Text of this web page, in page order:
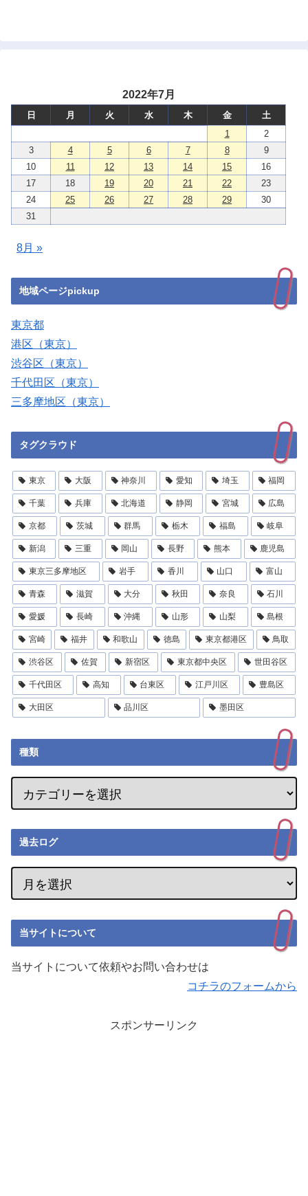
2022年7月
日 月 火 水 木 金
土
1
2
3
4 5 6 7 8
9
10
11 12 13 14 15
16
17
18 19 20 21 22
23
24
25 26 27 28 29
30
31
8月 »
地域ページpickup
東京都
港区（東京）
渋谷区（東京）
千代田区（東京）
三多摩地区（東京）
タグクラウド
東京 大阪 神奈川 愛知 埼玉 福岡
千葉 兵庫 北海道 静岡 宮城 広島
京都 茨城 群馬 栃木 福島 岐阜
新潟 三重 岡山 長野 熊本 鹿児島
東京三多摩地区 岩手 香川 山口 富山
青森 滋賀 大分 秋田 奈良 石川
愛媛 長崎 沖縄 山形 山梨 島根
宮崎 福井 和歌山 徳島 東京都港区 鳥取
渋谷区 佐賀 新宿区 東京都中央区 世田谷区
千代田区 高知 台東区 江戸川区 豊島区
大田区 品川区 墨田区
種類
過去ログ
当サイトについて
当サイトについて依頼やお問い合わせは
コチラのフォームから
スポンサーリンク